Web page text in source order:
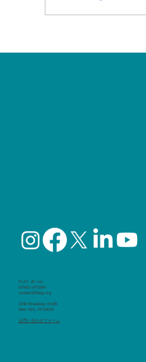
6月はプライ
FLAT JP, Inc.
EIN92-1473394
contact@flatjp.org
2248 Broadway #1435
New York, NY10024
​お問い合わせフォーム